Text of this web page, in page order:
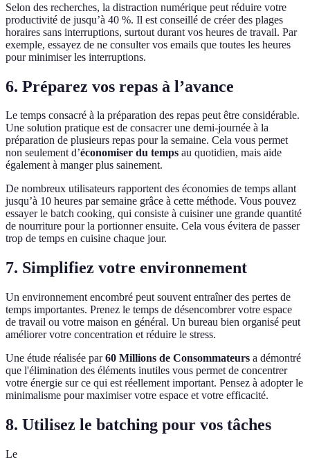
Selon des recherches, la distraction numérique peut réduire votre
productivité de jusqu’à 40 %. Il est conseillé de créer des plages
horaires sans interruptions, surtout durant vos heures de travail. Par
exemple, essayez de ne consulter vos emails que toutes les heures
pour minimiser les interruptions.
6. Préparez vos repas à l’avance
Le temps consacré à la préparation des repas peut être considérable.
Une solution pratique est de consacrer une demi-journée à la
préparation de plusieurs repas pour la semaine. Cela vous permet
non seulement d’économiser du temps au quotidien, mais aide
également à manger plus sainement.
De nombreux utilisateurs rapportent des économies de temps allant
jusqu’à 10 heures par semaine grâce à cette méthode. Vous pouvez
essayer le batch cooking, qui consiste à cuisiner une grande quantité
de nourriture pour la portionner ensuite. Cela vous évitera de passer
trop de temps en cuisine chaque jour.
7. Simplifiez votre environnement
Un environnement encombré peut souvent entraîner des pertes de
temps importantes. Prenez le temps de désencombrer votre espace
de travail ou votre maison en général. Un bureau bien organisé peut
améliorer votre concentration et réduire le stress.
Une étude réalisée par60 Millions de Consommateurs a démontré
que l'élimination des éléments inutiles vous permet de concentrer
votre énergie sur ce qui est réellement important. Pensez à adopter le
minimalisme pour maximiser votre espace et votre efficacité.
8. Utilisez le batching pour vos tâches
Le